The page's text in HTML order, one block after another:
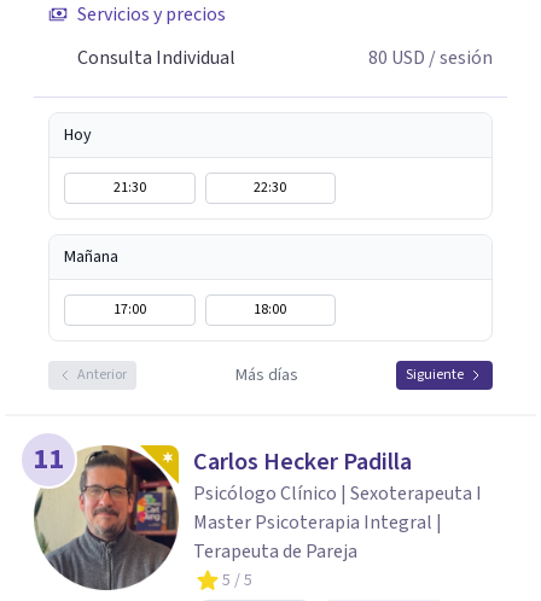
Servicios y precios
Consulta Individual
80 USD / sesión
Hoy
21:30 22:30
Mañana
17:00 18:00
Anterior Más días Siguiente
11 Carlos Hecker Padilla
Psicólogo Clínico | Sexoterapeuta I
Master Psicoterapia Integral |
Terapeuta de Pareja
5 / 5